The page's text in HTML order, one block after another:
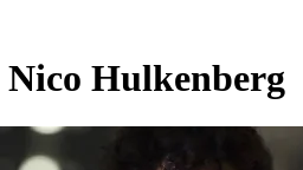
Nico Hulkenberg